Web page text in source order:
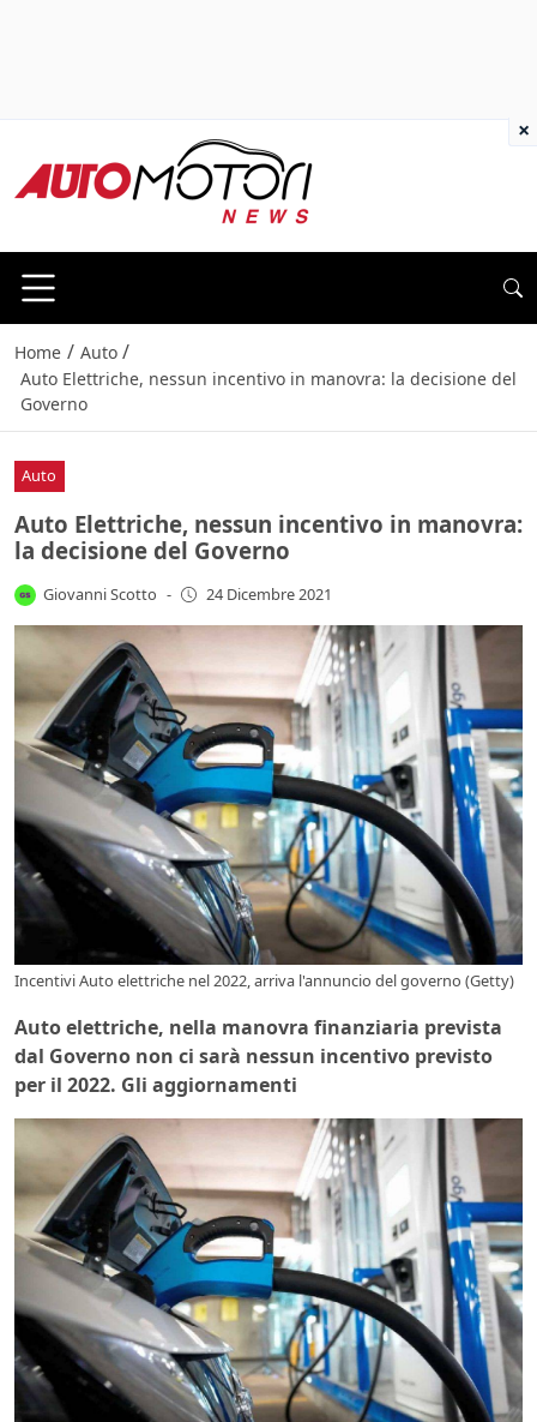
Home / Auto /
Auto Elettriche, nessun incentivo in manovra: la decisione del
Governo
Auto
Auto Elettriche, nessun incentivo in manovra:
la decisione del Governo
Giovanni Scotto - 24 Dicembre 2021
Incentivi Auto elettriche nel 2022, arriva l'annuncio del governo (Getty)
Auto elettriche, nella manovra finanziaria prevista
dal Governo non ci sarà nessun incentivo previsto
per il 2022. Gli aggiornamenti
×